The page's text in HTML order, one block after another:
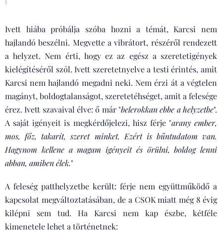
Ivett hiába próbálja szóba hozni a témát, Karcsi nem
hajlandó beszélni. Megvette a vibrátort, részéről rendezett
a helyzet. Nem érti, hogy ez az egész a szeretetigények
kielégítéséről szól. Ivett szeretetnyelve a testi érintés, amit
Karcsi nem hajlandó megadni neki. Nem érzi át a végtelen
magányt, boldogtalanságot, szeretetéhséget, amit a felesége
érez. Ivett szavaival élve: ő már "belerokkan ebbe a helyzetbe".
A saját igényeit is megkérdőjelezi, hisz férje "arany ember,
mos, főz, takarít, szeret minket. Ezért is bűntudatom van.
Hagynom kellene a magam igényeit és örülni, boldog lenni
abban, amiben élek."
A feleség patthelyzetbe került: férje nem együttműködő a
kapcsolat megváltoztatásában, de a CSOK miatt még 8 évig
kilépni sem tud. Ha Karcsi nem kap észbe, kétféle
kimenetele lehet a történetnek: